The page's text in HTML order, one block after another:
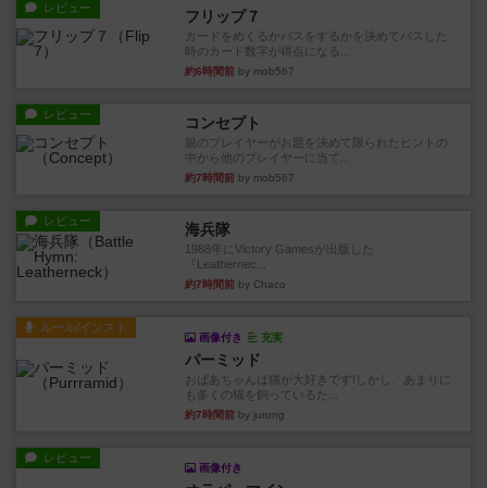
レビュー フリップ７
カードをめくるかパスをするかを決めてパスした
時のカード数字が得点になる...
約6時間前 by mob567
レビュー コンセプト
親のプレイヤーがお題を決めて限られたヒントの
中から他のプレイヤーに当て...
約7時間前 by mob567
レビュー 海兵隊
1988年にVictory Gamesが出版した
『Leathernec...
約7時間前 by Chaco
ルール/インスト
画像付き 充実
パーミッド
おばあちゃんは猫が大好きです!しかし、あまりに
も多くの猫を飼っているた...
約7時間前 by jurong
レビュー
画像付き